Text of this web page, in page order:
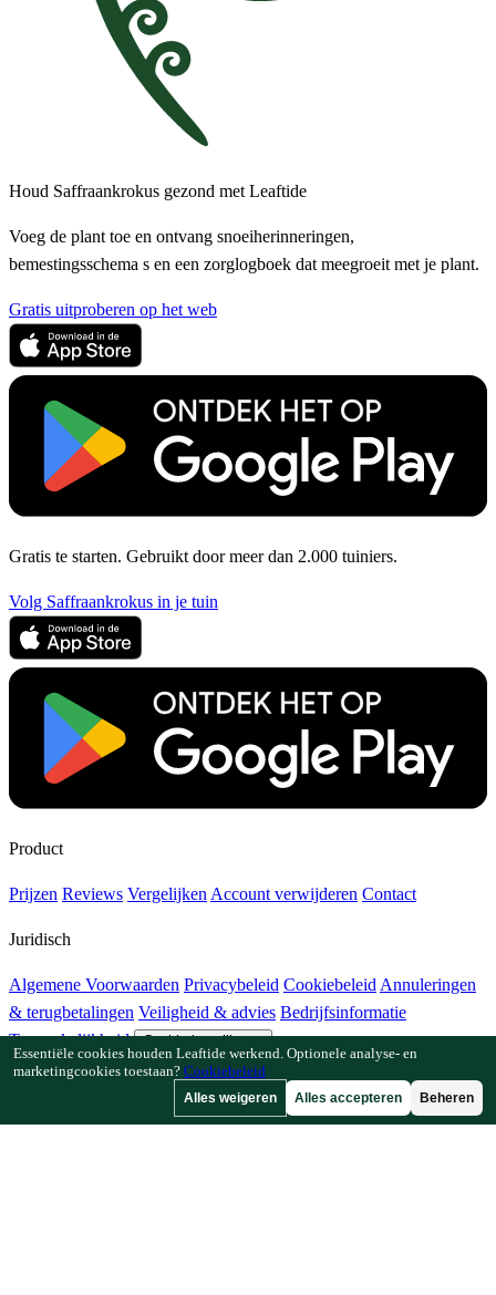
Houd Saffraankrokus gezond met Leaftide
Voeg de plant toe en ontvang snoeiherinneringen,
bemestingsschema s en een zorglogboek dat meegroeit met je plant.
Gratis uitproberen op het web
Gratis te starten. Gebruikt door meer dan 2.000 tuiniers.
Volg Saffraankrokus in je tuin
Product
Prijzen Reviews Vergelijken Account verwijderen Contact
Juridisch
Algemene Voorwaarden Privacybeleid Cookiebeleid Annuleringen
& terugbetalingen Veiligheid & advies Bedrijfsinformatie
Toegankelijkheid
Cookie-instellingen
Hoe Leaftide werkt Tuinplanner-gids Plantenbibliotheek Tuingalerij
Essentiële cookies houden Leaftide werkend. Optionele analyse- en
marketingcookies toestaan? Cookiebeleid
Alles weigeren Alles accepteren Beheren